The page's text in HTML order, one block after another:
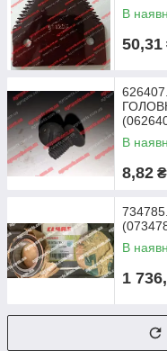
В
50,31
В
8,82 ₴
В
1